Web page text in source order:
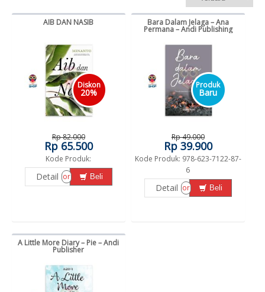
AIB DAN NASIB
Diskon
20%
Rp 82.000
Rp 65.500
Kode Produk:
Detail or Beli
Bara Dalam Jelaga – Ana
Permana – Andi Publishing
Produk
Baru
Rp 49.000
Rp 39.900
Kode Produk: 978-623-7122-87-
6
Detail or Beli
A Little More Diary – Pie – Andi
Publisher